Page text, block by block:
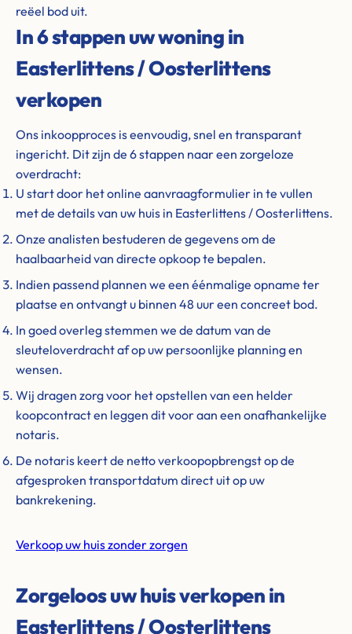
reëel bod uit.
In 6 stappen uw woning in
Easterlittens / Oosterlittens
verkopen
Ons inkoopproces is eenvoudig, snel en transparant
ingericht. Dit zijn de 6 stappen naar een zorgeloze
overdracht:
U start door het online aanvraagformulier in te vullen
met de details van uw huis in Easterlittens / Oosterlittens.
Onze analisten bestuderen de gegevens om de
haalbaarheid van directe opkoop te bepalen.
Indien passend plannen we een éénmalige opname ter
plaatse en ontvangt u binnen 48 uur een concreet bod.
In goed overleg stemmen we de datum van de
sleuteloverdracht af op uw persoonlijke planning en
wensen.
Wij dragen zorg voor het opstellen van een helder
koopcontract en leggen dit voor aan een onafhankelijke
notaris.
De notaris keert de netto verkoopopbrengst op de
afgesproken transportdatum direct uit op uw
bankrekening.
Verkoop uw huis zonder zorgen
Zorgeloos uw huis verkopen in
Easterlittens / Oosterlittens